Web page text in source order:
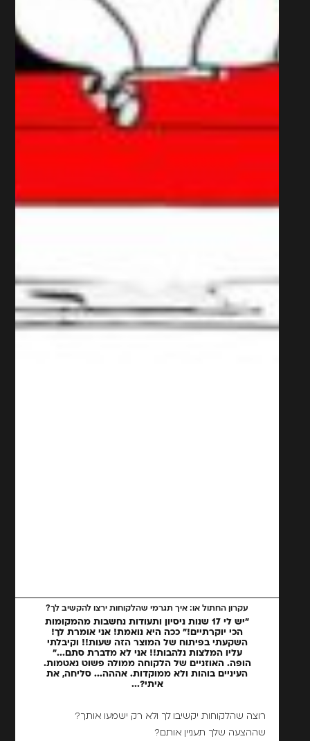
עקרון החתול או: איך תגרמי שהלקוחות ירצו להקשיב לך?
"יש לי 17 שנות ניסיון ותעודות נחשבות מהמקומות
הכי יוקרתיים!" ככה היא נואמת! אני אומרת לך!
השקעתי בפיתוח של המוצר הזה שעות!! וקיבלתי
עליו המלצות נלהבות!! אני לא מדברת סתם..."
הופה. האוזניים של הלקוחה ממולה פשוט נאטמות.
העיניים בוהות ולא ממוקדות. אההה... סליחה, את
איתי?...
רוצה שהלקוחות יקשיבו לך ולא רק ישמעו אותך?
שההצעה שלך תעניין אותם?